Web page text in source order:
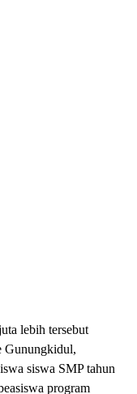
lebih tersebut
Gunungkidul,
siswa SMP tahun
program